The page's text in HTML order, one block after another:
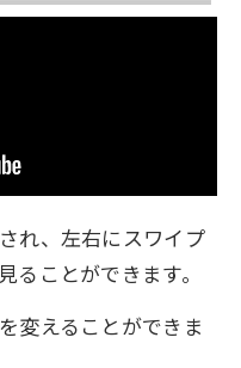
れ、左右にスワイプ
ることができます。
変えることができま